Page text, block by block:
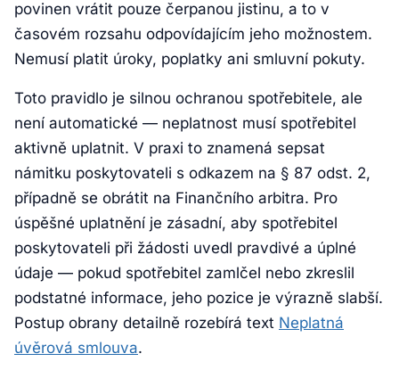
povinen vrátit pouze čerpanou jistinu, a to v
časovém rozsahu odpovídajícím jeho možnostem.
Nemusí platit úroky, poplatky ani smluvní pokuty.
Toto pravidlo je silnou ochranou spotřebitele, ale
není automatické — neplatnost musí spotřebitel
aktivně uplatnit. V praxi to znamená sepsat
námitku poskytovateli s odkazem na § 87 odst. 2,
případně se obrátit na Finančního arbitra. Pro
úspěšné uplatnění je zásadní, aby spotřebitel
poskytovateli při žádosti uvedl pravdivé a úplné
údaje — pokud spotřebitel zamlčel nebo zkreslil
podstatné informace, jeho pozice je výrazně slabší.
Postup obrany detailně rozebírá text Neplatná
úvěrová smlouva.